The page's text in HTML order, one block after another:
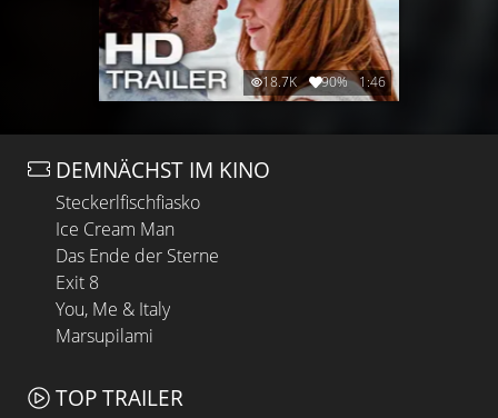
18.7K 90% 1:46
DEMNÄCHST IM KINO
Steckerlfischfiasko
Ice Cream Man
Das Ende der Sterne
Exit 8
You, Me & Italy
Marsupilami
TOP TRAILER